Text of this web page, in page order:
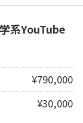
系YouTube
¥790,000
¥30,000